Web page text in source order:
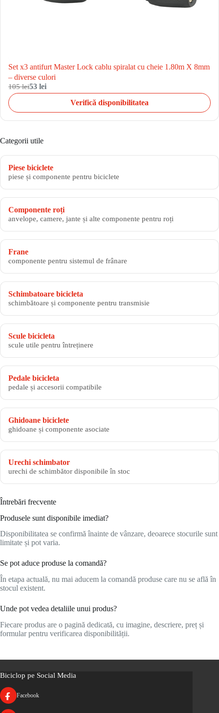
Set x3 antifurt Master Lock cablu spiralat cu cheie 1.80m X 8mm
– diverse culori
105 lei53 lei
Verifică disponibilitatea
Categorii utile
Piese biciclete
piese și componente pentru biciclete
Componente roți
anvelope, camere, jante și alte componente pentru roți
Frane
componente pentru sistemul de frânare
Schimbatoare bicicleta
schimbătoare și componente pentru transmisie
Scule bicicleta
scule utile pentru întreținere
Pedale bicicleta
pedale și accesorii compatibile
Ghidoane biciclete
ghidoane și componente asociate
Urechi schimbator
urechi de schimbător disponibile în stoc
Întrebări frecvente
Produsele sunt disponibile imediat?
Disponibilitatea se confirmă înainte de vânzare, deoarece stocurile sunt
limitate și pot varia.
Se pot aduce produse la comandă?
În etapa actuală, nu mai aducem la comandă produse care nu se află în
stocul existent.
Unde pot vedea detaliile unui produs?
Fiecare produs are o pagină dedicată, cu imagine, descriere, preț și
formular pentru verificarea disponibilității.
Biciclop pe Social Media
Facebook